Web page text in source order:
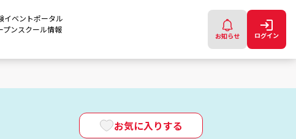
イベントポータル
プンスクール情報
お知らせ ログイン
お気に入りする